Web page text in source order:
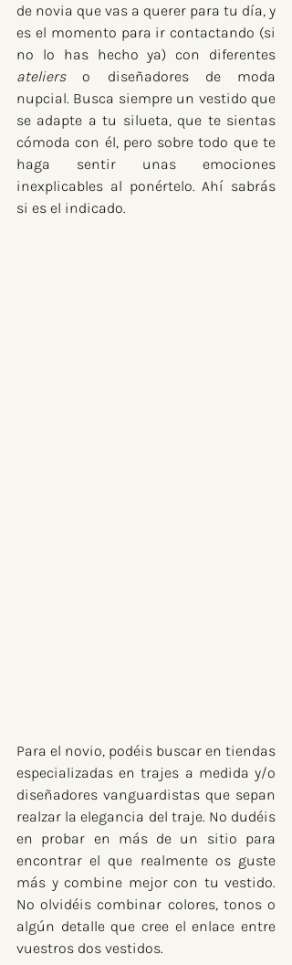
de novia que vas a querer para tu día, y
es el momento para ir contactando (si
ateliers o diseñadores de moda
nupcial. Busca siempre un vestido que
se adapte a tu silueta, que te sientas
cómoda con él, pero sobre todo que te
haga sentir unas emociones
inexplicables al ponértelo. Ahí sabrás
si es el indicado.
Para el novio, podéis buscar en tiendas
especializadas en trajes a medida y/o
diseñadores vanguardistas que sepan
realzar la elegancia del traje. No dudéis
en probar en más de un sitio para
encontrar el que realmente os guste
más y combine mejor con tu vestido.
No olvidéis combinar colores, tonos o
algún detalle que cree el enlace entre
vuestros dos vestidos.